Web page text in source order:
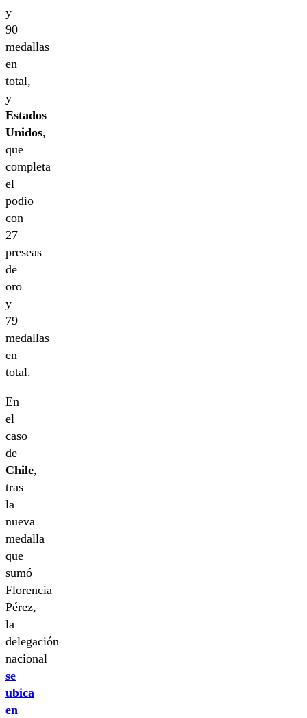
y
90
medallas
en
total,
y
Estados
Unidos,
que
completa
el
podio
con
27
preseas
de
oro
y
79
medallas
en
total.
En
el
caso
de
Chile,
tras
la
nueva
medalla
que
sumó
Florencia
Pérez,
la
delegación
nacional
se
ubica
en